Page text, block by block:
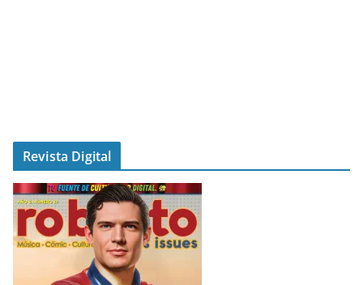
Revista Digital